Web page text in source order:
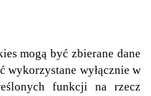
mogą być zbierane dane
wykorzystane wyłącznie w
funkcji na rzecz